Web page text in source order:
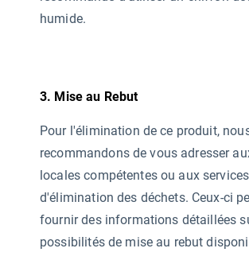
humide.
3. Mise au Rebut
Pour l'élimination de ce produit,
recommandons de vous adresser
locales compétentes ou aux services
d'élimination des déchets. Ceux-ci
fournir des informations détaillées
possibilités de mise au rebut